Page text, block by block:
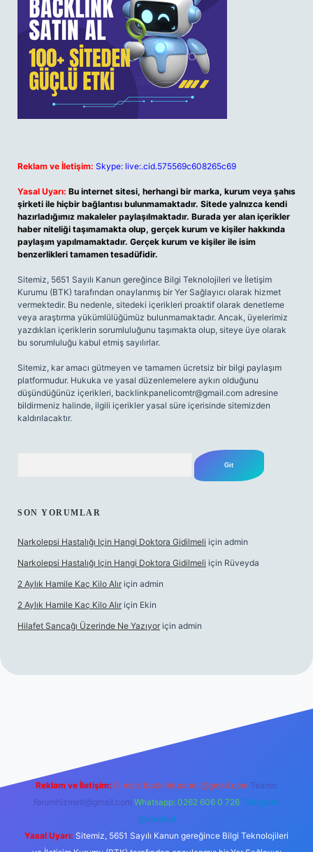
Reklam ve İletişim: Skype: live:.cid.575569c608265c69
Yasal Uyarı: Bu internet sitesi, herhangi bir marka, kurum veya şahıs
şirketi ile hiçbir bağlantısı bulunmamaktadır. Sitede yalnızca kendi
hazırladığımız makaleler paylaşılmaktadır. Burada yer alan içerikler
haber niteliği taşımamakta olup, gerçek kurum ve kişiler hakkında
paylaşım yapılmamaktadır. Gerçek kurum ve kişiler ile isim
benzerlikleri tamamen tesadüfidir.
Sitemiz, 5651 Sayılı Kanun gereğince Bilgi Teknolojileri ve İletişim
Kurumu (BTK) tarafından onaylanmış bir Yer Sağlayıcı olarak hizmet
vermektedir. Bu nedenle, sitedeki içerikleri proaktif olarak denetleme
veya araştırma yükümlülüğümüz bulunmamaktadır. Ancak, üyelerimiz
yazdıkları içeriklerin sorumluluğunu taşımakta olup, siteye üye olarak
bu sorumluluğu kabul etmiş sayılırlar.
Sitemiz, kar amacı gütmeyen ve tamamen ücretsiz bir bilgi paylaşım
platformudur. Hukuka ve yasal düzenlemelere aykırı olduğunu
düşündüğünüz içerikleri, backlinkpanelicomtr@gmail.com adresine
bildirmeniz halinde, ilgili içerikler yasal süre içerisinde sitemizden
kaldırılacaktır.
SON YORUMLAR
Narkolepsi Hastalığı Için Hangi Doktora Gidilmeli için admin
Narkolepsi Hastalığı Için Hangi Doktora Gidilmeli için Rüveyda
2 Aylık Hamile Kaç Kilo Alır için admin
2 Aylık Hamile Kaç Kilo Alır için Ekin
Hilafet Sancağı Üzerinde Ne Yazıyor için admin
Reklam ve İletişim: E-mail: backlinkpaneli@gmail.com Teams:
forumhizmeti@gmail.com Whatsapp: 0262 606 0 726 Telegram:
@karabul
Yasal Uyarı: Sitemiz, 5651 Sayılı Kanun gereğince Bilgi Teknolojileri